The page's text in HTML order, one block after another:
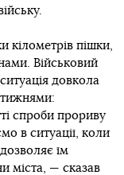
кілометрів пішки,
Військовий
довкола
тижнями:
спроби прориву
в ситуації, коли
їм
міста, — сказав